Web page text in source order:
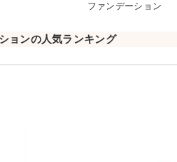
ファンデーション
ョンの人気ランキング